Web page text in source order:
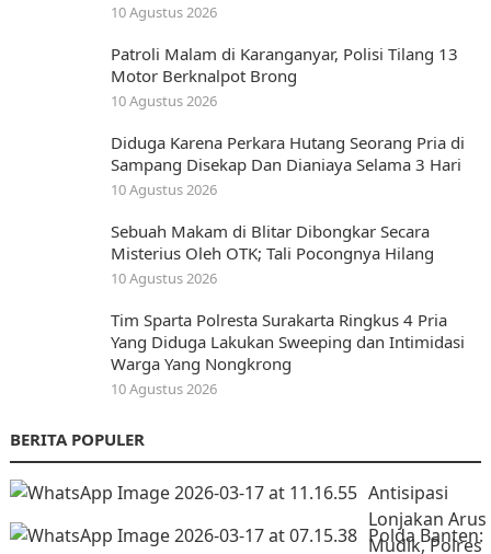
10 Agustus 2026
Patroli Malam di Karanganyar, Polisi Tilang 13
Motor Berknalpot Brong
10 Agustus 2026
Diduga Karena Perkara Hutang Seorang Pria di
Sampang Disekap Dan Dianiaya Selama 3 Hari
10 Agustus 2026
Sebuah Makam di Blitar Dibongkar Secara
Misterius Oleh OTK; Tali Pocongnya Hilang
10 Agustus 2026
Tim Sparta Polresta Surakarta Ringkus 4 Pria
Yang Diduga Lakukan Sweeping dan Intimidasi
Warga Yang Nongkrong
10 Agustus 2026
BERITA POPULER
Antisipasi
Lonjakan Arus
Mudik, Polres
Polda Banten: